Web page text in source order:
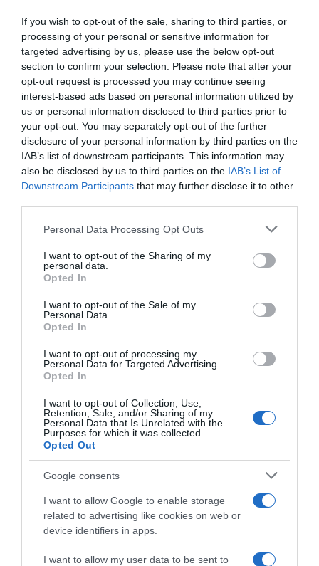
If you wish to opt-out of the sale, sharing to third parties, or
processing of your personal or sensitive information for
targeted advertising by us, please use the below opt-out
section to confirm your selection. Please note that after your
opt-out request is processed you may continue seeing
interest-based ads based on personal information utilized by
us or personal information disclosed to third parties prior to
your opt-out. You may separately opt-out of the further
disclosure of your personal information by third parties on the
IAB’s list of downstream participants. This information may
also be disclosed by us to third parties on the IAB’s List of
Downstream Participants that may further disclose it to other
Please note that this website/app uses one or more Google
not limited to your visit or usage behaviour. You may click to
grant or deny consent to Google and its third-party tags to
use your data for below specified purposes in below Google
consent section.
Personal Data Processing Opt Outs
I want to opt-out of the Sharing of my
personal data.
Opted In
I want to opt-out of the Sale of my
Personal Data.
Opted In
I want to opt-out of processing my
Personal Data for Targeted Advertising.
Opted In
I want to opt-out of Collection, Use,
Retention, Sale, and/or Sharing of my
Personal Data that Is Unrelated with the
Purposes for which it was collected.
Opted Out
Google consents
I want to allow Google to enable storage
related to advertising like cookies on web or
device identifiers in apps.
I want to allow my user data to be sent to
házasságuk. „Különleges kapcsolat a miénk” –
nyilatkozta angolul Alexandra.
Forrás: Blikk
Megosztás: Facebook Twitter
Címkék: párkapcsolat
Steve
Következő bejegyzés